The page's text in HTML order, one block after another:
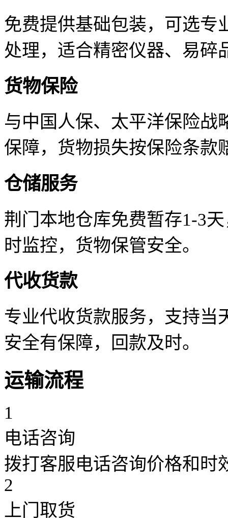
免费提供基础包装，可选专
处理，适合精密仪器、易碎
货物保险
与中国人保、太平洋保险战
保障，货物损失按保险条款
仓储服务
荆门本地仓库免费暂存1-3
时监控，货物保管安全。
代收货款
专业代收货款服务，支持当
安全有保障，回款及时。
运输流程
1
电话咨询
拨打客服电话咨询价格和时
2
上门取货